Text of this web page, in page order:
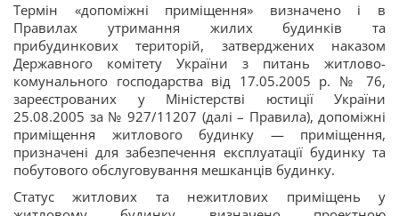
Термін «допоміжні приміщення» визначено і в
Правилах утримання жилих будинків та
прибудинкових територій, затверджених наказом
Державного комітету України з питань житлово-
комунального господарства від 17.05.2005 р. № 76,
зареєстрованих у Міністерстві юстиції України
25.08.2005 за № 927/11207 (далі – Правила), допоміжні
приміщення житлового будинку — приміщення,
призначені для забезпечення експлуатації будинку та
побутового обслуговування мешканців будинку.
Статус житлових та нежитлових приміщень у